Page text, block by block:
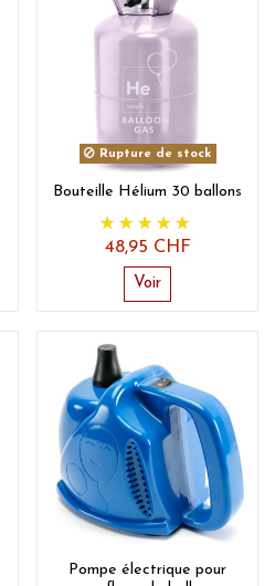
Rupture de stock
Bouteille Hélium 30 ballons
48,95 CHF
Voir
Pompe électrique pour